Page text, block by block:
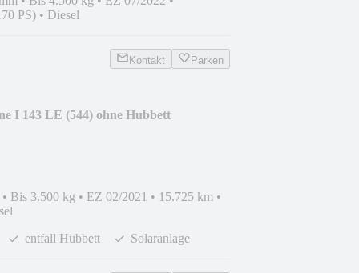
PS) • Diesel
Kontakt Parken
I 143 LE (544) ohne Hubbett
• Bis 3.500 kg • EZ 02/2021 • 15.725 km •
entfall Hubbett Solaranlage